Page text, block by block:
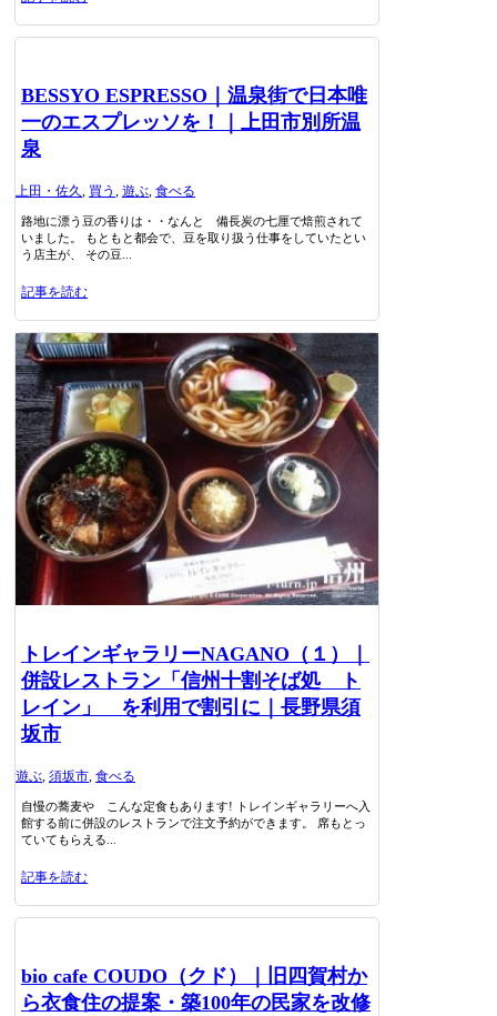
BESSYO ESPRESSO｜温泉街で日本唯
一のエスプレッソを！｜上田市別所温
泉
上田・佐久 買う 遊ぶ 食べる
路地に漂う豆の香りは・・なんと 備長炭の七厘で焙煎されて
いました。 もともと都会で、豆を取り扱う仕事をしていたとい
う店主が、 その豆...
記事を読む
トレインギャラリーNAGANO（１）｜
併設レストラン「信州十割そば処 ト
レイン」 を利用で割引に｜長野県須
坂市
遊ぶ 須坂市 食べる
自慢の蕎麦や こんな定食もあります! トレインギャラリーへ入
館する前に併設のレストランで注文予約ができます。 席もとっ
ていてもらえる...
記事を読む
bio cafe COUDO（クド）｜旧四賀村か
ら衣食住の提案・築100年の民家を改修